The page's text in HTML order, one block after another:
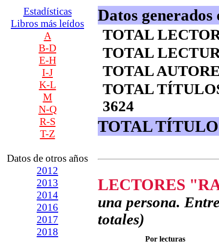
Estadísticas
Libros más leídos
A
B-D
E-H
I-J
K-L
M
N-Q
R-S
T-Z
Datos de otros años
2012
2013
2014
2016
2017
2018
Datos generados
TOTAL
TOTAL
TOTAL
TOTAL
3624
TOTAL
LECTORES
una persona.
totales)
Por lecturas